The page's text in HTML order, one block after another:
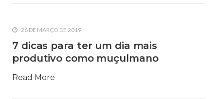
26 DE MARÇO DE 2019
7 dicas para ter um dia mais
produtivo como muçulmano
Read More